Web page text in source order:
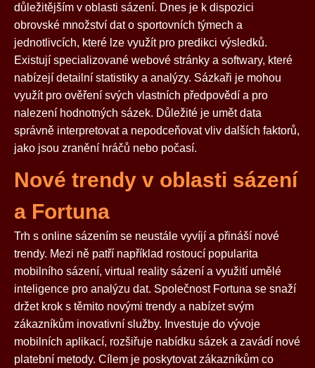
důležitějším v oblasti sázení. Dnes je k dispozici
obrovské množství dat o sportovních týmech a
jednotlivcích, které lze využít pro predikci výsledků.
Existují specializované webové stránky a softwary, které
nabízejí detailní statistiky a analýzy. Sázkaři je mohou
využít pro ověření svých vlastních předpovědí a pro
nalezení hodnotných sázek. Důležité je umět data
správně interpretovat a nepodceňovat vliv dalších faktorů,
jako jsou zranění hráčů nebo počasí.
Nové trendy v oblasti sázení
a Fortuna
Trh s online sázením se neustále vyvíjí a přináší nové
trendy. Mezi ně patří například rostoucí popularita
mobilního sázení, virtual reality sázení a využití umělé
inteligence pro analýzu dat. Společnost Fortuna se snaží
držet krok s těmito novými trendy a nabízet svým
zákazníkům inovativní služby. Investuje do vývoje
mobilních aplikací, rozšiřuje nabídku sázek a zavádí nové
platební metody. Cílem je poskytovat zákazníkům co